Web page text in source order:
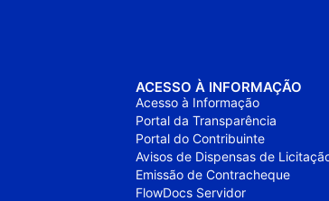
ACESSO À INFORMAÇÃO
Acesso à Informação
Portal da Transparência
Portal do Contribuinte
Avisos de Dispensas de
Emissão de Contracheque
FlowDocs Servidor